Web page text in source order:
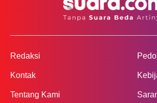
Redaksi
Kontak
Tentang Kami